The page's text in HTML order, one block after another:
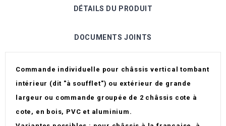
DÉTAILS DU PRODUIT
DOCUMENTS JOINTS
Commande individuelle pour châssis vertical tombant
intérieur (dit "à soufflet") ou extérieur de grande
largeur ou commande groupée de 2 châssis cote à
cote, en bois, PVC et aluminium.